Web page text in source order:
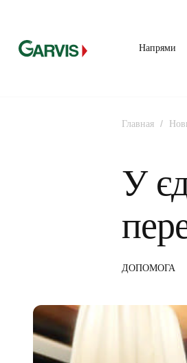
Напрями
Главная /
У
ДОПОМОГА